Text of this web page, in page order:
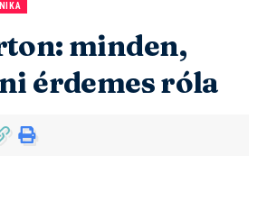
minden,
érdemes róla